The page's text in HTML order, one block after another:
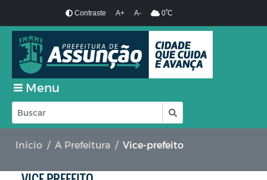
Contraste A+ A- 0ºC
Menu
Início A Prefeitura Vice-prefeito